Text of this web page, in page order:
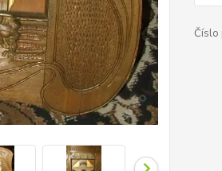
Číslo